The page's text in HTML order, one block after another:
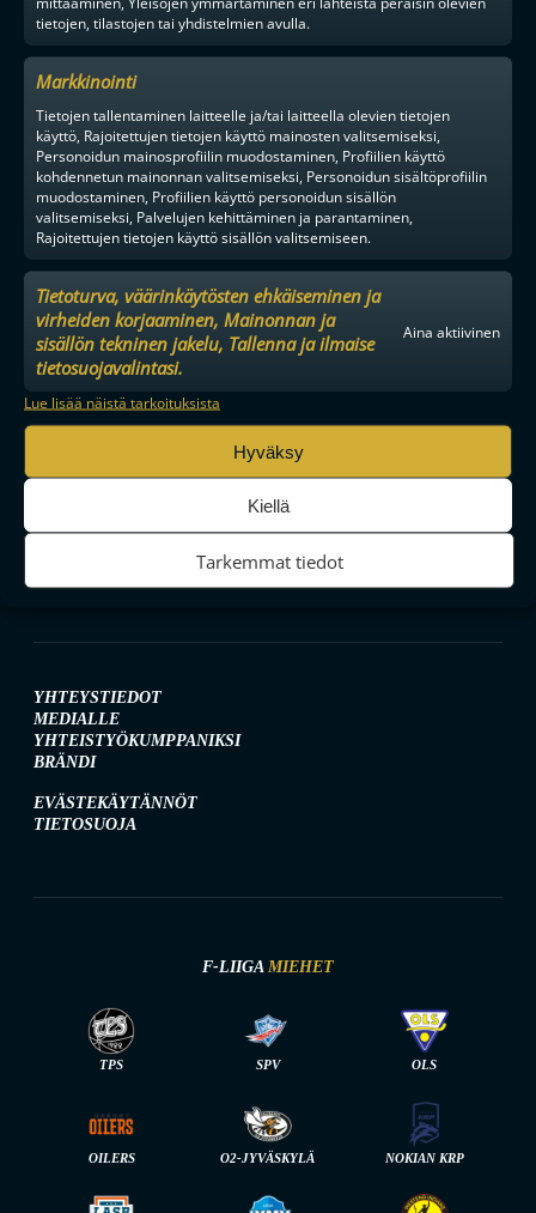
tietojen, tilastojen tai yhdistelmien avulla.
Markkinointi
Tietojen tallentaminen laitteelle ja/tai laitteella olevien tietojen
käyttö, Rajoitettujen tietojen käyttö mainosten valitsemiseksi,
Personoidun mainosprofiilin muodostaminen, Profiilien käyttö
kohdennetun mainonnan valitsemiseksi, Personoidun sisältöprofiilin
muodostaminen, Profiilien käyttö personoidun sisällön
valitsemiseksi, Palvelujen kehittäminen ja parantaminen,
Rajoitettujen tietojen käyttö sisällön valitsemiseen.
Tietoturva, väärinkäytösten ehkäiseminen ja
virheiden korjaaminen, Mainonnan ja
sisällön tekninen jakelu, Tallenna ja ilmaise
tietosuojavalintasi.
Aina aktiivinen
Lue lisää näistä tarkoituksista
Hyväksy
Kiellä
Tarkemmat tiedot
MAAILMAN VIIHDYTTÄVINTÄ SALIBANDYA
SEURAA MEITÄ SOMESSA
YHTEYSTIEDOT
MEDIALLE
YHTEISTYÖKUMPPANIKSI
BRÄNDI
EVÄSTEKÄYTÄNNÖT
TIETOSUOJA
F-LIIGA MIEHET
TPS SPV OLS
OILERS O2-JYVÄSKYLÄ NOKIAN KRP